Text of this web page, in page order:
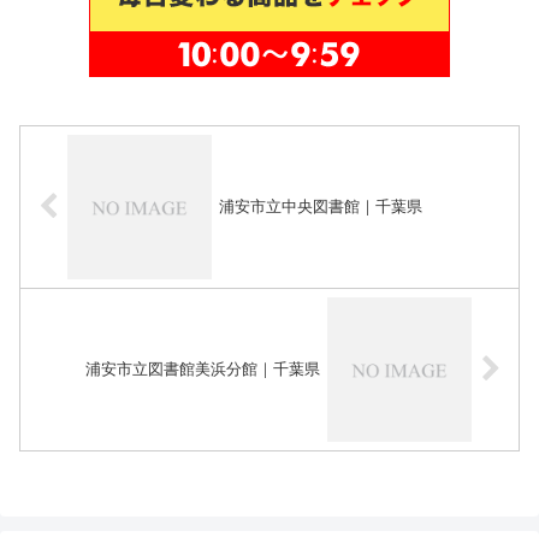
浦安市立中央図書館｜千葉県
浦安市立図書館美浜分館｜千葉県